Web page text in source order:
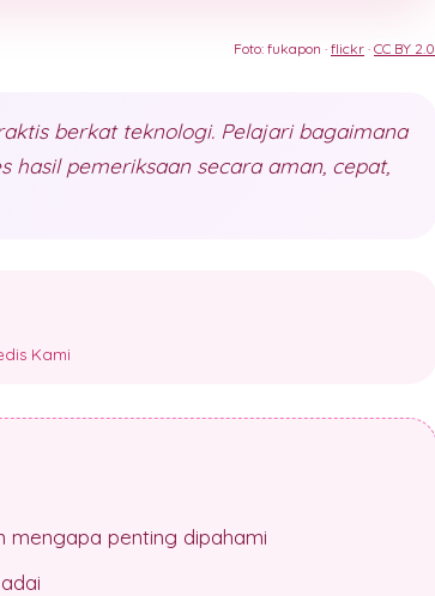
Foto: fukapon · flickr · CC BY 2.0
berkat teknologi. Pelajari bagaimana
hasil pemeriksaan secara aman, cepat,
Kami
mengapa penting dipahami